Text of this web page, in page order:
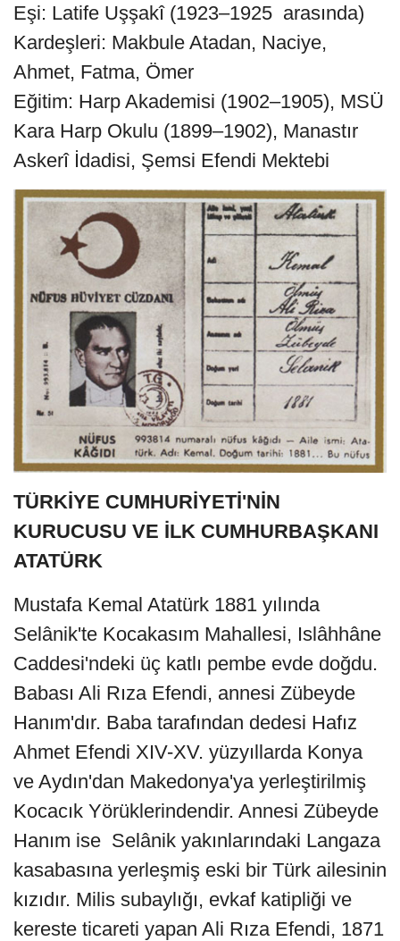
Eşi: Latife Uşşakî (1923–1925 arasında)
Kardeşleri: Makbule Atadan, Naciye,
Ahmet, Fatma, Ömer
Eğitim: Harp Akademisi (1902–1905), MSÜ
Kara Harp Okulu (1899–1902), Manastır
Askerî İdadisi, Şemsi Efendi Mektebi
TÜRKİYE CUMHURİYETİ'NİN
KURUCUSU VE İLK CUMHURBAŞKANI
ATATÜRK
Mustafa Kemal Atatürk 1881 yılında
Selânik'te Kocakasım Mahallesi, Islâhhâne
Caddesi'ndeki üç katlı pembe evde doğdu.
Babası Ali Rıza Efendi, annesi Zübeyde
Hanım'dır. Baba tarafından dedesi Hafız
Ahmet Efendi XIV-XV. yüzyıllarda Konya
ve Aydın'dan Makedonya'ya yerleştirilmiş
Kocacık Yörüklerindendir. Annesi Zübeyde
Hanım ise Selânik yakınlarındaki Langaza
kasabasına yerleşmiş eski bir Türk ailesinin
kızıdır. Milis subaylığı, evkaf katipliği ve
kereste ticareti yapan Ali Rıza Efendi, 1871